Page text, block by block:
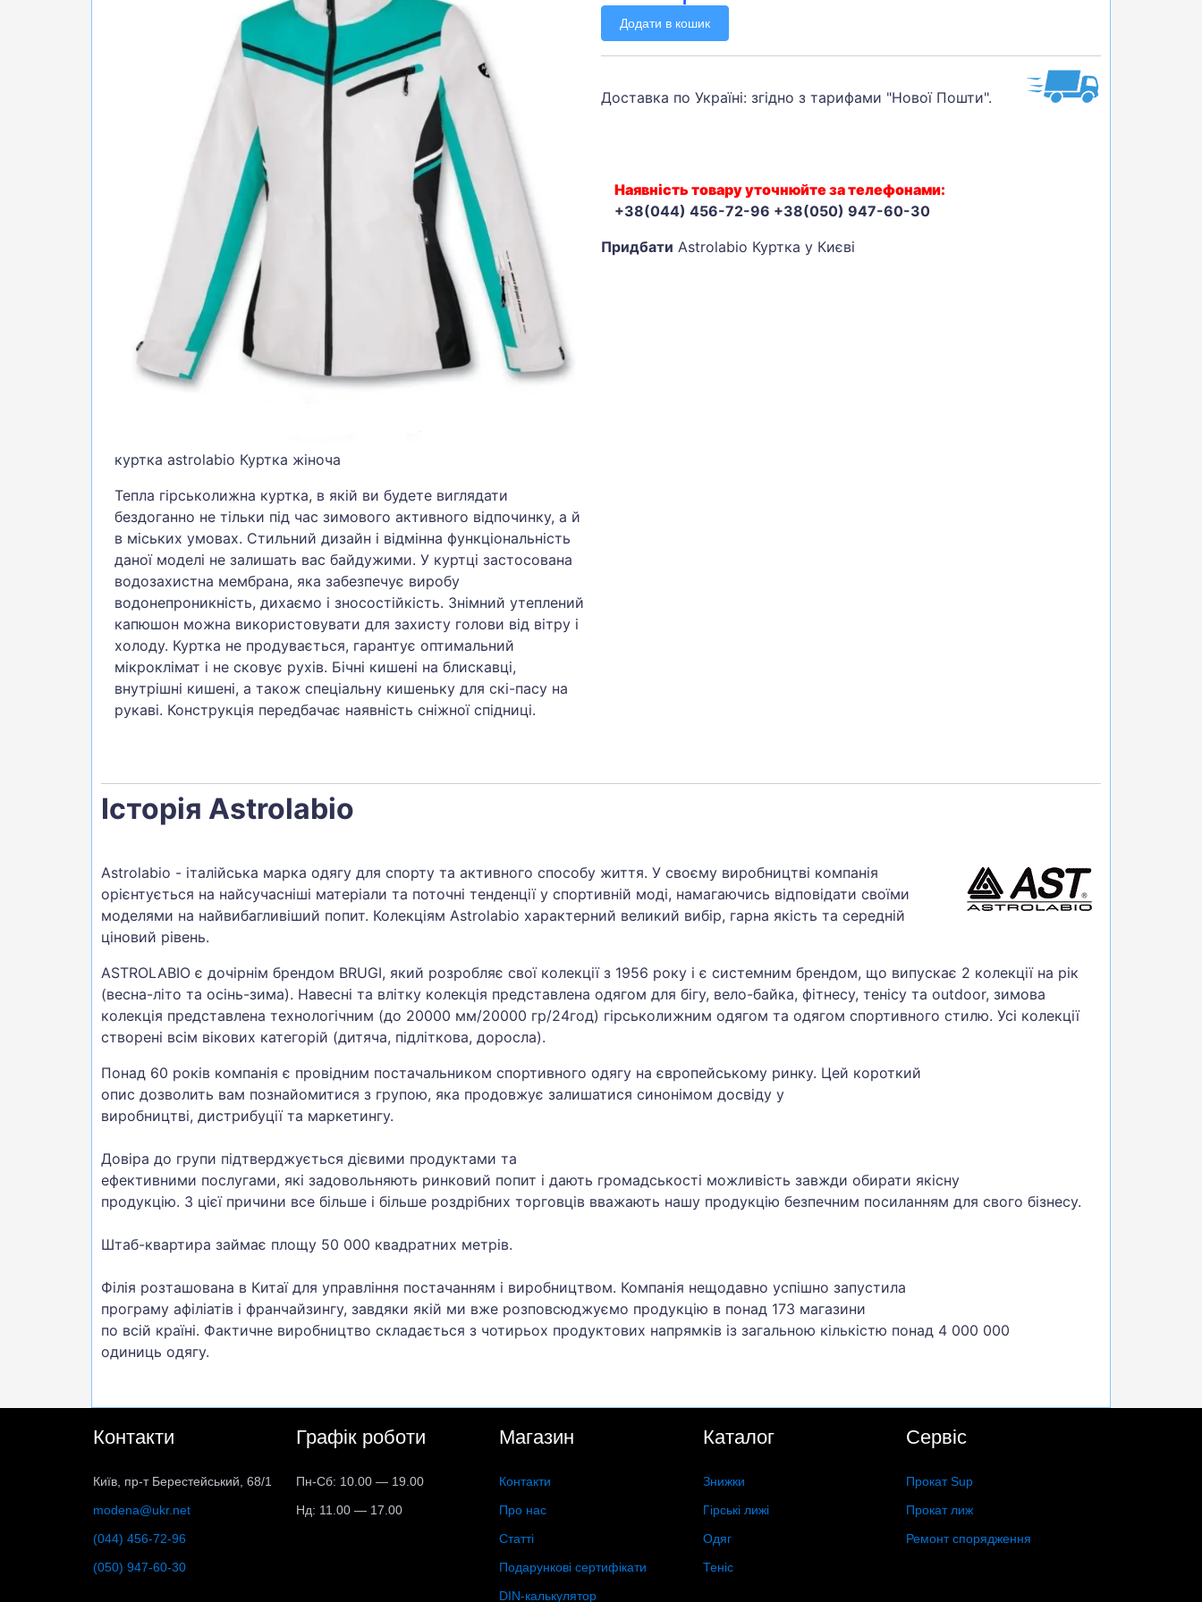
БІГ, ФІТНЕС, М'ЯЧІ
ТЕНІС, БАДМІНТОН
ВОДНІ ВИДИ СПОРТУ
куртка astrolabio Куртка жіноча
Тепла гірськолижна куртка, в якій ви будете виглядати
бездоганно не тільки під час зимового активного відпочинку, а й
в міських умовах. Стильний дизайн і відмінна функціональність
даної моделі не залишать вас байдужими. У куртці застосована
водозахистна мембрана, яка забезпечує виробу
водонепроникність, дихаємо і зносостійкість. Знімний утеплений
капюшон можна використовувати для захисту голови від вітру і
холоду. Куртка не продувається, гарантує оптимальний
мікроклімат і не сковує рухів. Бічні кишені на блискавці,
внутрішні кишені, а також спеціальну кишеньку для скі-пасу на
рукаві. Конструкція передбачає наявність сніжної спідниці.
Додати в кошик
Доставка по Україні: згідно з тарифами "Нової Пошти".
Наявність товару уточнюйте за телефонами:
+38(044) 456-72-96 +38(050) 947-60-30
Придбати Astrolabio Куртка у Києві
Історія Astrolabio
Astrolabio - італійська марка одягу для спорту та активного способу життя. У своєму виробництві компанія
орієнтується на найсучасніші матеріали та поточні тенденції у спортивній моді, намагаючись відповідати своїми
моделями на найвибагливіший попит. Колекціям Astrolabio характерний великий вибір, гарна якість та середній
ціновий рівень.
ASTROLABIO є дочірнім брендом BRUGI, який розробляє свої колекції з 1956 року і є системним брендом, що випускає 2 колекції на рік
(весна-літо та осінь-зима). Навесні та влітку колекція представлена одягом для бігу, вело-байка, фітнесу, тенісу та outdoor, зимова
колекція представлена технологічним (до 20000 мм/20000 гр/24год) гірськолижним одягом та одягом спортивного стилю. Усі колекції
створені всім вікових категорій (дитяча, підліткова, доросла).
Понад 60 років компанія є провідним постачальником спортивного одягу на європейському ринку. Цей короткий
опис дозволить вам познайомитися з групою, яка продовжує залишатися синонімом досвіду у
виробництві, дистрибуції та маркетингу.
Довіра до групи підтверджується дієвими продуктами та
ефективними послугами, які задовольняють ринковий попит і дають громадськості можливість завжди обирати якісну
продукцію. З цієї причини все більше і більше роздрібних торговців вважають нашу продукцію безпечним посиланням для свого бізнесу.
Штаб-квартира займає площу 50 000 квадратних метрів.
Філія розташована в Китаї для управління постачанням і виробництвом. Компанія нещодавно успішно запустила
програму афіліатів і франчайзингу, завдяки якій ми вже розповсюджуємо продукцію в понад 173 магазини
по всій країні. Фактичне виробництво складається з чотирьох продуктових напрямків із загальною кількістю понад 4 000 000
одиниць одягу.
Контакти
Київ, пр-т Берестейський, 68/1
modena@ukr.net
(044) 456-72-96
(050) 947-60-30
Графік роботи
Пн-Сб: 10.00 — 19.00
Нд: 11.00 — 17.00
Магазин
Контакти
Про нас
Статті
Подарункові сертифікати
DIN-калькулятор
Каталог
Знижки
Гірські лижі
Одяг
Теніс
Сервіс
Прокат Sup
Прокат лиж
Ремонт спорядження